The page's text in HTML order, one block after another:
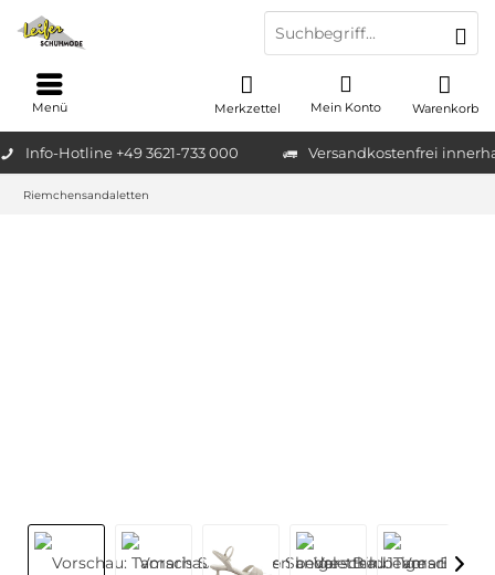
Info-Hotline +49 3621-733 000 Versandkostenfrei
Warenkorb
Merkzettel Mein Konto
Menü
Riemchensandaletten